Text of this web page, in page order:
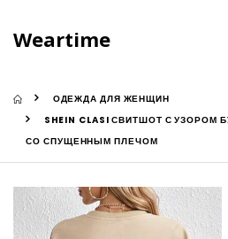
Weartime
ОДЕЖДА ДЛЯ ЖЕНЩИН
SHEIN CLASI СВИТШОТ С УЗОРОМ
СО СПУЩЕННЫМ ПЛЕЧОМ